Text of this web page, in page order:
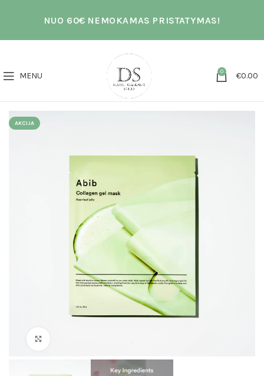
NUO 60€ NEMOKAMAS PRISTATYMAS!
MENU 0 €0.00
AKCIJA